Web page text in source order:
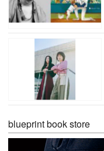
blueprint book store